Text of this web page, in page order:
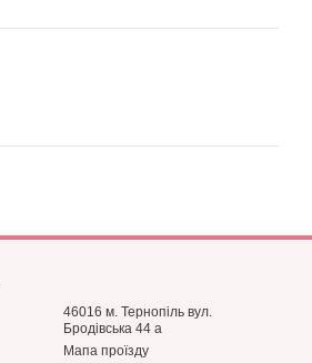
46016 м. Тернопіль вул.
Бродівська 44 а
Мапа проїзду